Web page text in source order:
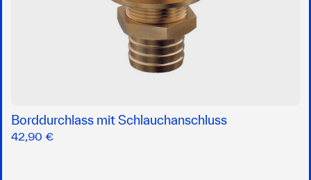
Borddurchlass mit Schlauchanschluss
42,90 €